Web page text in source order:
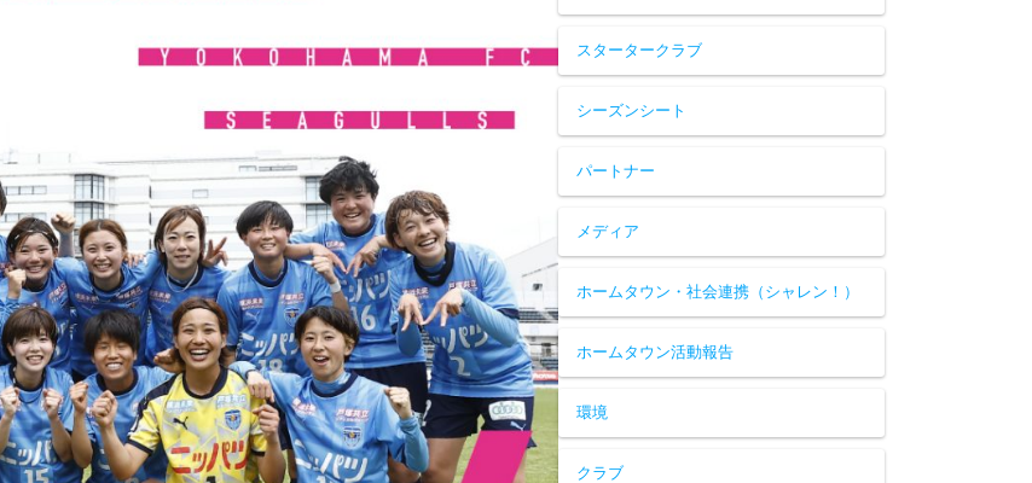
スタータークラブ
シーズンシート
パートナー
メディア
ホームタウン・社会連携（シャレン！）
ホームタウン活動報告
環境
クラブ